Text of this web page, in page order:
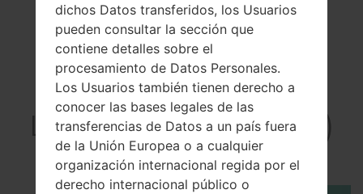
El vídeo
LGLS840I(LGLS840I)
akaLG Viper LTE
dichos Datos transferidos, los Usuarios
pueden consultar la sección que
contiene detalles sobre el
procesamiento de Datos Personales.
Los Usuarios también tienen derecho a
conocer las bases legales de las
transferencias de Datos a un país fuera
de la Unión Europea o a cualquier
organización internacional regida por el
derecho internacional público o